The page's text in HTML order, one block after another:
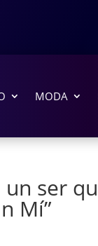
MODA
ser
Mí”